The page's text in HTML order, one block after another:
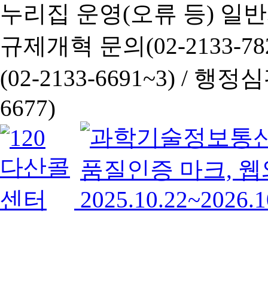
누리집 운영(오류 등) 일
규제개혁 문의(02-2133-
(02-2133-6691~3) / 행정심
6677)